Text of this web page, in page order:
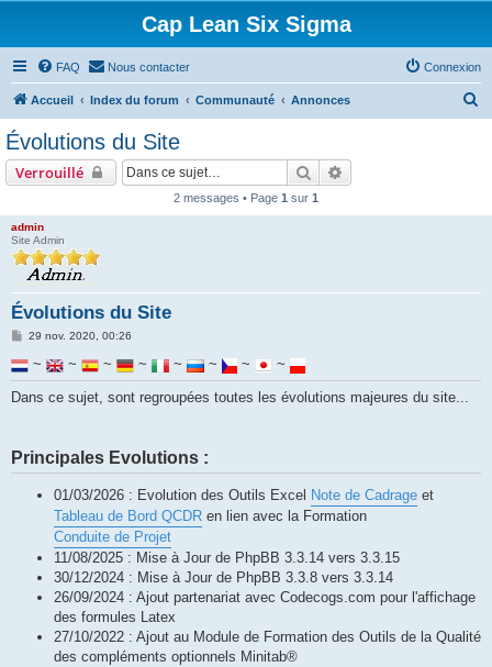
Cap Lean Six Sigma
FAQ Nous contacter Connexion
Accueil Index du forum Communauté Annonces
Évolutions du Site
Verrouillé Rechercher
2 messages • Page 1 sur 1
admin
Site Admin
Évolutions du Site
M
s
s
g
29 nov. 2020, 00:26
~ ~ ~ ~ ~ ~ ~
~
Dans ce sujet, sont regroupées toutes les évolutions majeures du site...
Principales Evolutions :
01/03/2026 : Evolution des Outils Excel Note de Cadrage et
Tableau de Bord QCDR en lien avec la Formation
Conduite de Projet
11/08/2025 : Mise à Jour de PhpBB 3.3.14 vers 3.3.15
30/12/2024 : Mise à Jour de PhpBB 3.3.8 vers 3.3.14
26/09/2024 : Ajout partenariat avec Codecogs.com pour l'affichage
des formules Latex
27/10/2022 : Ajout au Module de Formation des Outils de la Qualité
des compléments optionnels Minitab®